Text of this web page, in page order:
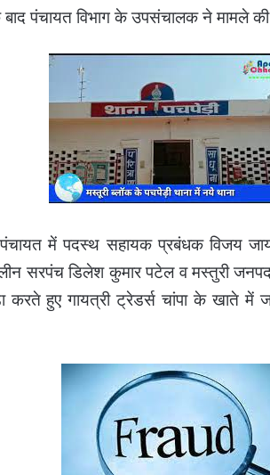
पंचायत विभाग के उपसंचालक ने मामले
में पदस्थ सहायक प्रबंधक विजय
सरपंच डिलेश कुमार पटेल व मस्तुरी
करते हुए गायत्री ट्रेडर्स चांपा के